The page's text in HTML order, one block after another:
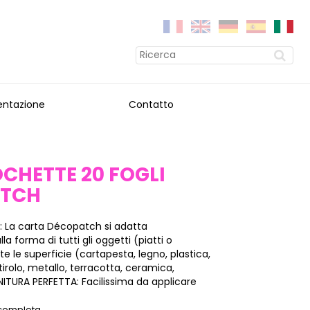
Contatto
20 FOGLI
La carta Décopatch si adatta
forma di tutti gli oggetti (piatti o
le superficie (cartapesta, legno, plastica,
metallo, terracotta, ceramica,
PERFETTA: Facilissima da applicare